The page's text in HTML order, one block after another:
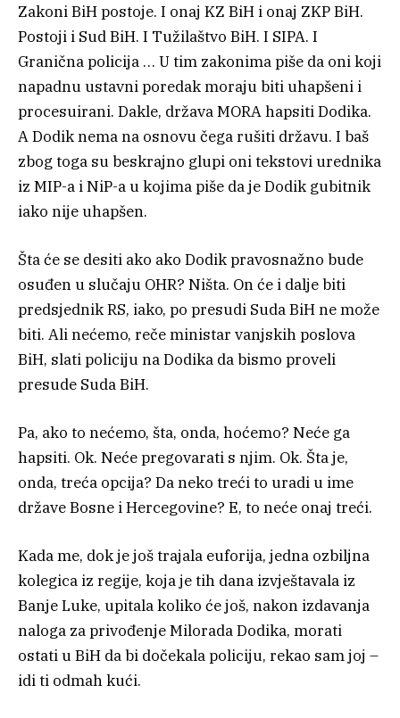
Zakoni BiH postoje. I onaj KZ BiH i onaj ZKP BiH.
Postoji i Sud BiH. I Tužilaštvo BiH. I SIPA. I
Granična policija … U tim zakonima piše da oni koji
napadnu ustavni poredak moraju biti uhapšeni i
procesuirani. Dakle, država MORA hapsiti Dodika.
A Dodik nema na osnovu čega rušiti državu. I baš
zbog toga su beskrajno glupi oni tekstovi urednika
iz MIP-a i NiP-a u kojima piše da je Dodik gubitnik
iako nije uhapšen.
Šta će se desiti ako ako Dodik pravosnažno bude
osuđen u slučaju OHR? Ništa. On će i dalje biti
predsjednik RS, iako, po presudi Suda BiH ne može
biti. Ali nećemo, reče ministar vanjskih poslova
BiH, slati policiju na Dodika da bismo proveli
presude Suda BiH.
Pa, ako to nećemo, šta, onda, hoćemo? Neće ga
hapsiti. Ok. Neće pregovarati s njim. Ok. Šta je,
onda, treća opcija? Da neko treći to uradi u ime
države Bosne i Hercegovine? E, to neće onaj treći.
Kada me, dok je još trajala euforija, jedna ozbiljna
kolegica iz regije, koja je tih dana izvještavala iz
Banje Luke, upitala koliko će još, nakon izdavanja
naloga za privođenje Milorada Dodika, morati
ostati u BiH da bi dočekala policiju, rekao sam joj –
idi ti odmah kući.